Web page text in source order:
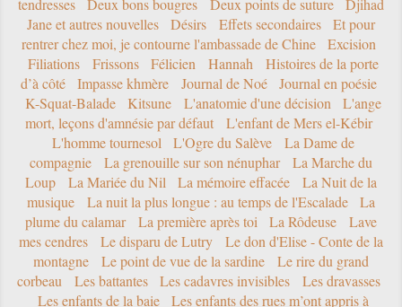
Jane et autres nouvelles
Désirs Effets secondaires
Et pour
rentrer chez moi, je contourne l'ambassade de Chine
Excision
Filiations
Frissons Félicien Hannah
Histoires de la porte
d’à côté
Impasse khmère Journal de Noé
Journal en poésie
K-Squat-Balade
Kitsune L'anatomie d'une décision
L'ange
mort, leçons d'amnésie par défaut
L'enfant de Mers el-Kébir
L'homme tournesol
L'Ogre du Salève
La Dame de
compagnie
La grenouille sur son nénuphar
La Marche du
Loup
La Mariée du Nil La mémoire effacée
La Nuit de la
musique
La nuit la plus longue : au temps de l'Escalade
La
plume du calamar
La première après toi La Rôdeuse
Lave
mes cendres
Le disparu de Lutry
Le don d'Elise - Conte de la
montagne
Le point de vue de la sardine
Le rire du grand
corbeau
Les battantes Les cadavres invisibles
Les dravasses
Les enfants de la baie
Les enfants des rues m’ont appris à